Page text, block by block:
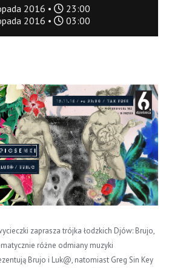
2016 •
23:00
2016 • 03:00
zaprasza trójka łodzkich Djów: Brujo,
różne odmiany muzyki
Brujo i Luk@, natomiast Greg Sin Key